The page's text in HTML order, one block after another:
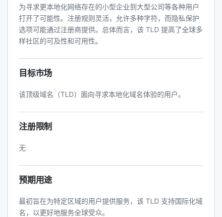
为寻求更本地化网络存在的小型企业到大型公司等各种用户
打开了可能性。注册规则灵活，允许多种字符，而隐私保护
选项可能通过注册商提供。总体而言，该 TLD 提高了全球多
样社区的可及性和可用性。
目标市场
该顶级域名（TLD）面向寻求本地化域名体验的用户。
注册限制
无
预期用途
最初旨在为特定区域的用户提供服务，该 TLD 支持国际化域
名，以更好地服务全球受众。